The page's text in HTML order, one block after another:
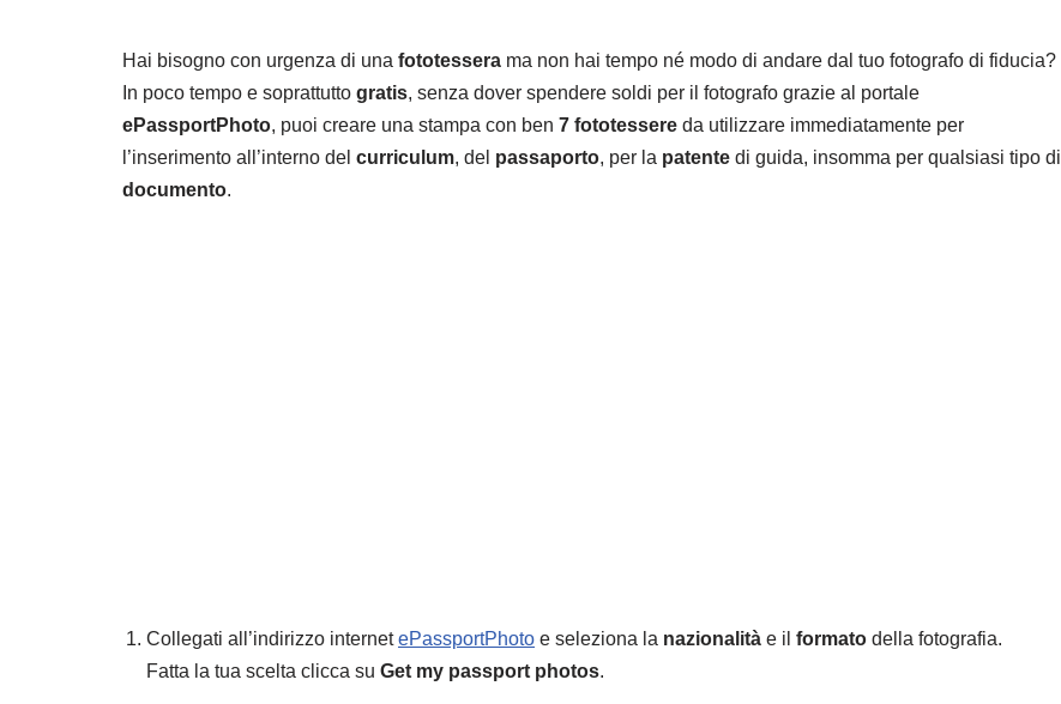
Hai bisogno con urgenza di una fototessera ma non hai tempo né modo di andare dal tuo fotografo di fiducia?
In poco tempo e soprattutto gratis, senza dover spendere soldi per il fotografo grazie al portale
ePassportPhoto, puoi creare una stampa con ben 7 fototessere da utilizzare immediatamente per
l’inserimento all’interno del curriculum, del passaporto, per la patente di guida, insomma per qualsiasi tipo di
documento.
Collegati all’indirizzo internetePassportPhoto e seleziona la nazionalità e il formato della fotografia.
Fatta la tua scelta clicca su Get my passport photos.